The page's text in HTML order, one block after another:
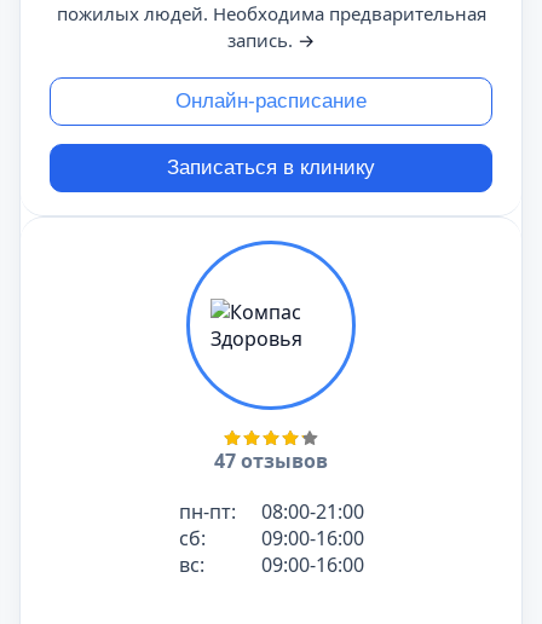
пожилых людей. Необходима предварительная
запись. →
Онлайн-расписание
Записаться в клинику
47 отзывов
пн-пт:
08:00-21:00
сб:
09:00-16:00
вс:
09:00-16:00